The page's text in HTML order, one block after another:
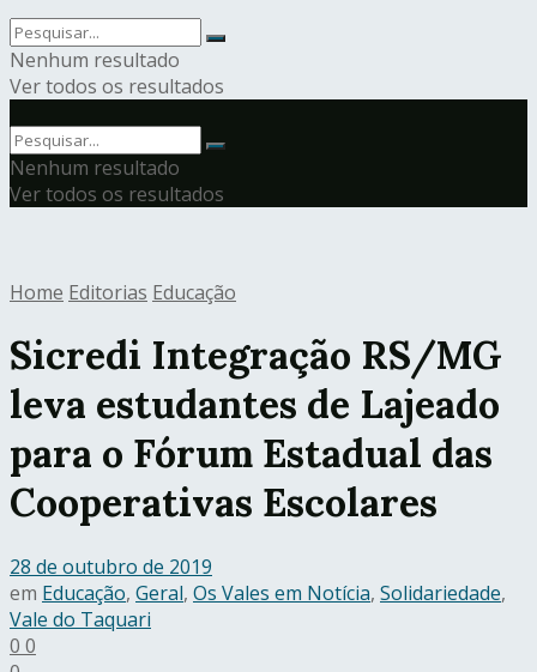
Nenhum resultado
Ver todos os resultados
Nenhum resultado
Ver todos os resultados
Home Editorias Educação
Sicredi Integração RS/MG
leva estudantes de Lajeado
para o Fórum Estadual das
Cooperativas Escolares
28 de outubro de 2019
em Educação, Geral, Os Vales em Notícia, Solidariedade,
Vale do Taquari
0 0